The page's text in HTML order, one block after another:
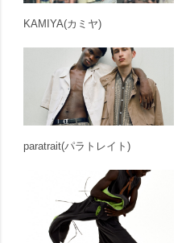
KAMIYA(カミヤ)
paratrait(パラトレイト)